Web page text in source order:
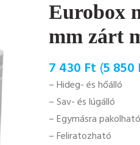
Eurobox
mm zárt
7 430 Ft (5 850
– Hideg- és hőálló
– Sav- és lúgálló
– Egymásra pakolható
– Feliratozható